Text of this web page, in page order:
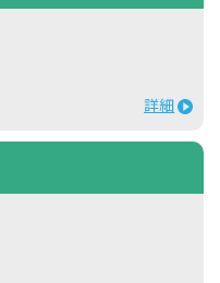
詳細